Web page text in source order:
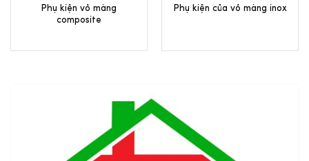
Phụ kiện vỏ màng
composite
Phụ kiện của vỏ màng inox